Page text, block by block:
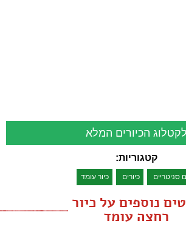
לקטלוג הכיורים המלא
קטגוריות:
סניטריים כיורים כיור עומד
נוספים על כיור
רחצה עומד